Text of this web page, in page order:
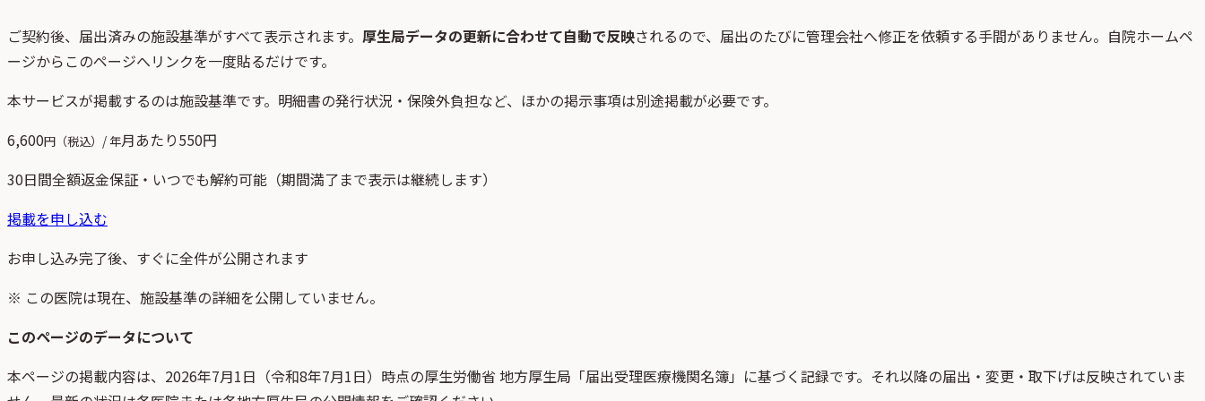
ご契約後、 届出済みの施設基準がすべて表示されます。 厚生局データの更新に合わせて自動で反映されるので、届出のたびに管理会社へ修正を依頼する手間がありません。自院ホームペ
ージからこのページへリンクを一度貼るだけです。
本サービスが掲載するのは施設基準です。明細書の発行状況・保険外負担など、ほかの掲示事項は別途掲載が必要です。
6,600円（税込）/ 年月あたり550円
30日間全額返金保証・いつでも解約可能（期間満了まで表示は継続します）
掲載を申し込む
お申し込み完了後、すぐに全件が公開されます
※ この医院は現在、施設基準の詳細を公開していません。
このページのデータについて
本ページの掲載内容は、 2026年7月1日 （令和8年7月1日）時点の厚生労働省 地方厚生局「届出受理医療機関名簿」 に基づく記録です。それ以降の届出・変更・取下げは反映されていま